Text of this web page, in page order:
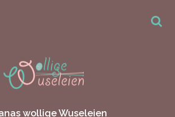
wollige Wuseleien